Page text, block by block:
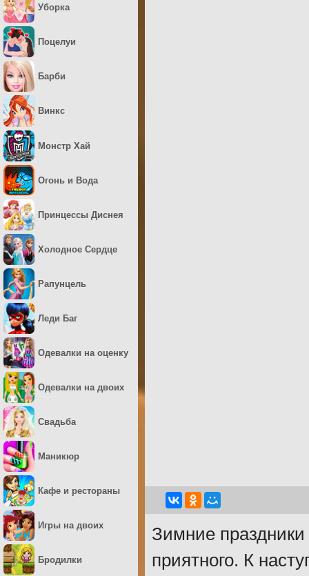
Зимние праздники
приятного. К
Уборка
Поцелуи
Барби
Винкс
Монстр Хай
Огонь и Вода
Принцессы Диснея
Холодное Сердце
Рапунцель
Леди Баг
Одевалки на оценку
Одевалки на двоих
Свадьба
Маникюр
Кафе и рестораны
Игры на двоих
Бродилки